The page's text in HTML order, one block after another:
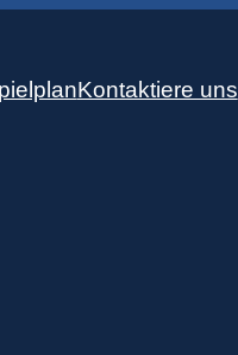
Kontaktiere uns